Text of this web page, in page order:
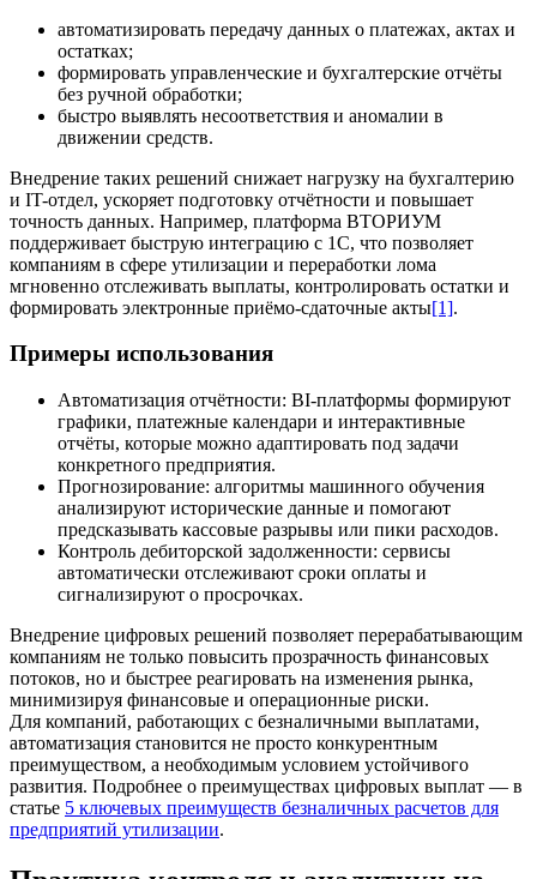
автоматизировать передачу данных о платежах, актах и
остатках;
формировать управленческие и бухгалтерские отчёты
без ручной обработки;
быстро выявлять несоответствия и аномалии в
движении средств.
Внедрение таких решений снижает нагрузку на бухгалтерию
и IT-отдел, ускоряет подготовку отчётности и повышает
точность данных. Например, платформа ВТОРИУМ
поддерживает быструю интеграцию с 1С, что позволяет
компаниям в сфере утилизации и переработки лома
мгновенно отслеживать выплаты, контролировать остатки и
формировать электронные приёмо-сдаточные акты[1].
Примеры использования
Автоматизация отчётности: BI-платформы формируют
графики, платежные календари и интерактивные
отчёты, которые можно адаптировать под задачи
конкретного предприятия.
Прогнозирование: алгоритмы машинного обучения
анализируют исторические данные и помогают
предсказывать кассовые разрывы или пики расходов.
Контроль дебиторской задолженности: сервисы
автоматически отслеживают сроки оплаты и
сигнализируют о просрочках.
Внедрение цифровых решений позволяет перерабатывающим
компаниям не только повысить прозрачность финансовых
потоков, но и быстрее реагировать на изменения рынка,
минимизируя финансовые и операционные риски.
Для компаний, работающих с безналичными выплатами,
автоматизация становится не просто конкурентным
преимуществом, а необходимым условием устойчивого
развития. Подробнее о преимуществах цифровых выплат — в
статье 5 ключевых преимуществ безналичных расчетов для
предприятий утилизации.